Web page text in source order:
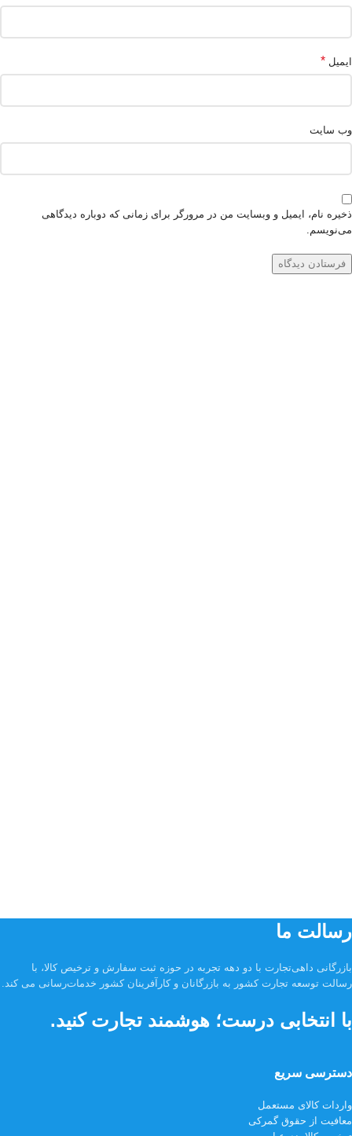
ایمیل *
وب‌ سایت
ذخیره نام، ایمیل و وبسایت من در مرورگر برای زمانی که دوباره دیدگاهی
می‌نویسم.
رسالت ما
بازرگانی داهی‌تجارت با دو دهه تجربه در حوزه ثبت سفارش و ترخیص کالا، با
رسالت توسعه تجارت کشور به بازرگانان و کارآفرینان کشور خدمات‌رسانی می کند.
با انتخابی درست؛ هوشمند تجارت کنید.
دسترسی سریع
واردات کالای مستعمل
معافیت از حقوق گمرکی